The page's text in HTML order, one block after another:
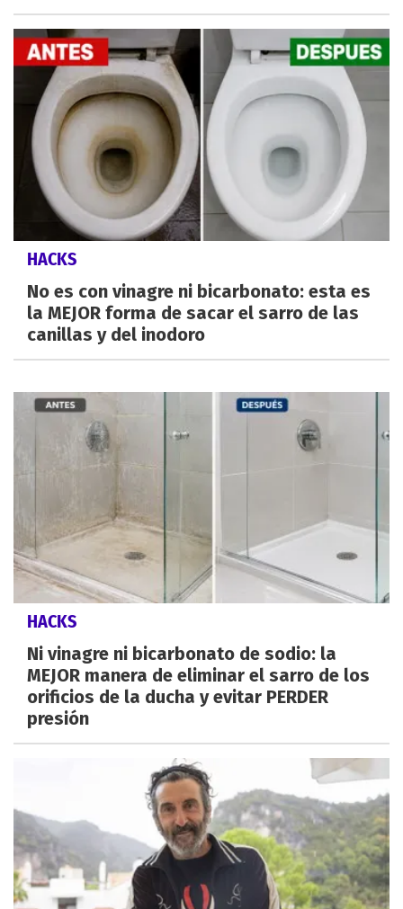
HACKS
No es con vinagre ni bicarbonato: esta es
la MEJOR forma de sacar el sarro de las
canillas y del inodoro
HACKS
Ni vinagre ni bicarbonato de sodio: la
MEJOR manera de eliminar el sarro de los
orificios de la ducha y evitar PERDER
presión